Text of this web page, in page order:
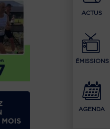
ACTUS
ÉMISSIONS
AGENDA